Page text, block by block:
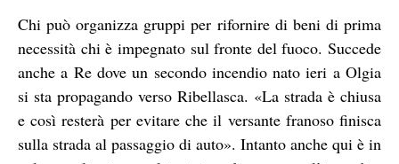
Chi può organizza gruppi per rifornire di beni di prima
necessità chi è impegnato sul fronte del fuoco. Succede
anche a Re dove un secondo incendio nato ieri a Olgia
si sta propagando verso Ribellasca. «La strada è chiusa
e così resterà per evitare che il versante franoso finisca
sulla strada al passaggio di auto». Intanto anche qui è in